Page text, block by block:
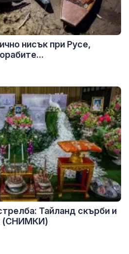
нисък при Русе,
Тайланд скърби и
(СНИМКИ)